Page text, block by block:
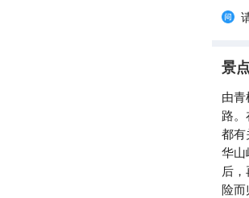
景
由
路
都有
华山
后
险而